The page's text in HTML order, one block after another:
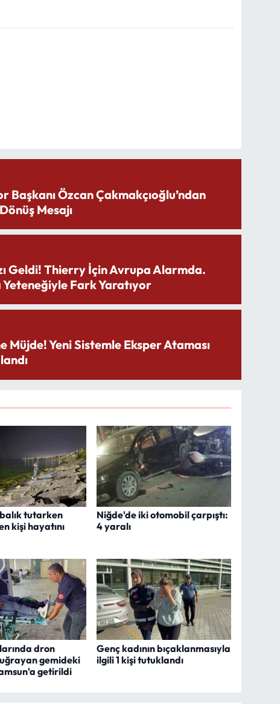
Özcan Çakmakçıoğlu’ndan
Mesajı
Geldi! Thierry İçin Avrupa Alarmda.
Yeteneğiyle Fark Yaratıyor
Müjde! Yeni Sistemle Eksper Ataması
tutarken
kişi hayatını
Niğde'de iki otomobil çarpıştı:
4 yaralı
dron
uğrayan gemideki
getirildi
Genç kadının bıçaklanmasıyla
ilgili 1 kişi tutuklandı